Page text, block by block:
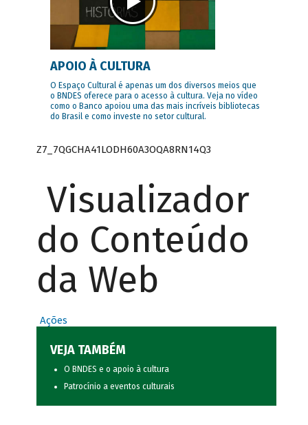
APOIO À CULTURA
O Espaço Cultural é apenas um dos diversos meios que
o BNDES oferece para o acesso à cultura. Veja no vídeo
como o Banco apoiou uma das mais incríveis bibliotecas
do Brasil e como investe no setor cultural.
Z7_7QGCHA41LODH60A3OQA8RN14Q3
Visualizador
do Conteúdo
da Web
Ações
VEJA TAMBÉM
O BNDES e o apoio à cultura
Patrocínio a eventos culturais